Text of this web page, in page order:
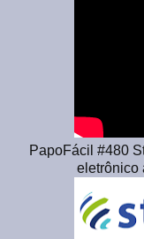
PapoFácil #480
eletrônico